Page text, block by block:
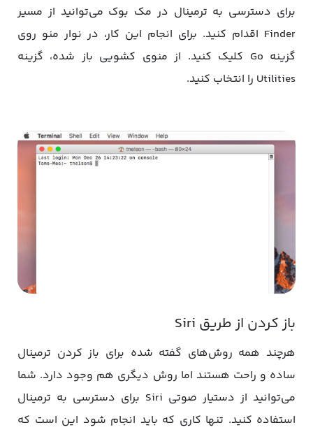
برای دسترسی به ترمینال در مک بوک می‌توانید از مسیر
Finder اقدام کنید. برای انجام این کار، در نوار منو روی
گزینه Go کلیک کنید. از منوی کشویی باز شده، گزینه
Utilities را انتخاب کنید.
باز کردن از طریق Siri
هرچند همه روش‌های گفته شده برای باز کردن ترمینال
ساده و راحت هستند اما روش دیگری هم وجود دارد. شما
می‌توانید از دستیار صوتی Siri برای دسترسی به ترمینال
استفاده کنید. تنها کاری که باید انجام شود این است که